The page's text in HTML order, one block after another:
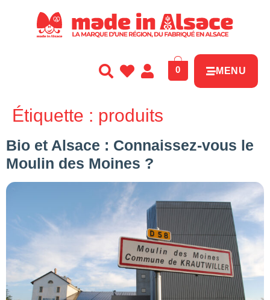
0 MENU
Étiquette : produits
Bio et Alsace : Connaissez-vous le
Moulin des Moines ?